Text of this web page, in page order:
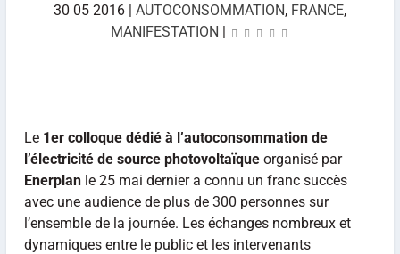
30 05 2016| AUTOCONSOMMATION, FRANCE,
MANIFESTATION |
Le 1er colloque dédié à l’autoconsommation de
l’électricité de source photovoltaïqueorganisé par
Enerplanle 25 mai dernier a connu un franc succès
avec une audience de plus de 300 personnes sur
l’ensemble de la journée. Les échanges nombreux et
dynamiques entre le public et les intervenants